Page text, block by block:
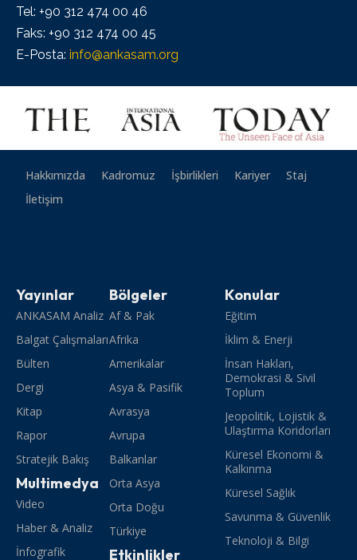
Tel: +90 312 474 00 46
Faks: +90 312 474 00 45
E-Posta: info@ankasam.org
Hakkımızda Kadromuz İşbirlikleri Kariyer
Staj
İletişim
Yayınlar
ANKASAM Analiz
Balgat Çalışmaları
Bülten
Dergi
Kitap
Rapor
Stratejik Bakış
Multimedya
Video
Haber & Analiz
İnfografik
Bölgeler
Af & Pak
Afrika
Amerikalar
Asya & Pasifik
Avrasya
Avrupa
Balkanlar
Orta Asya
Orta Doğu
Türkiye
Etkinlikler
Konular
Eğitim
İklim & Enerji
İnsan Hakları,
Demokrasi & Sivil
Toplum
Jeopolitik, Lojistik &
Ulaştırma Koridorları
Küresel Ekonomi &
Kalkınma
Küresel Sağlık
Savunma & Güvenlik
Teknoloji & Bilgi